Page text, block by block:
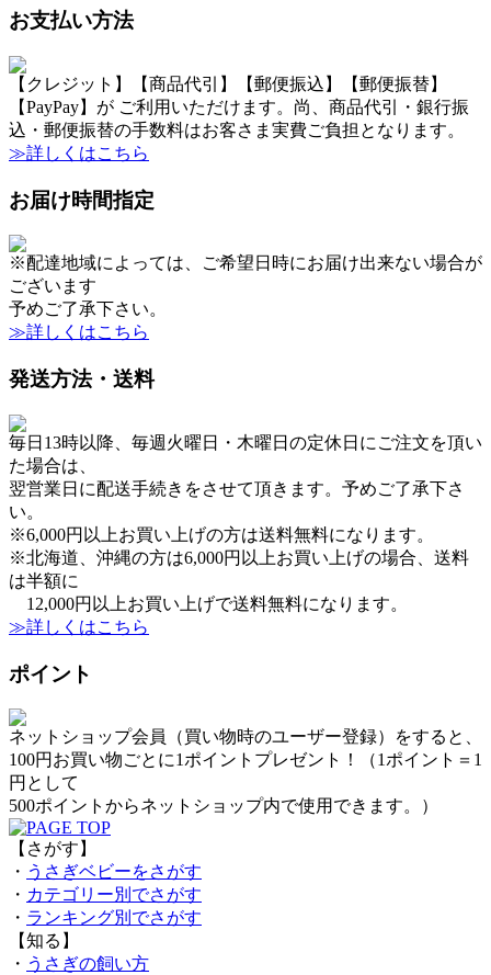
お支払い方法
【クレジット】【商品代引】【郵便振込】【郵便振替】
【PayPay】が ご利用いただけます。尚、商品代引・銀行振
込・郵便振替の手数料はお客さま実費ご負担となります。
≫詳しくはこちら
お届け時間指定
※配達地域によっては、ご希望日時にお届け出来ない場合が
ございます
予めご了承下さい。
≫詳しくはこちら
発送方法・送料
毎日13時以降、毎週火曜日・木曜日の定休日にご注文を頂い
た場合は、
翌営業日に配送手続きをさせて頂きます。予めご了承下さ
い。
※6,000円以上お買い上げの方は送料無料になります。
※北海道、沖縄の方は6,000円以上お買い上げの場合、送料
は半額に
12,000円以上お買い上げで送料無料になります。
≫詳しくはこちら
ポイント
ネットショップ会員（買い物時のユーザー登録）をすると、
100円お買い物ごとに1ポイントプレゼント！（1ポイント＝1
円として
500ポイントからネットショップ内で使用できます。）
【さがす】
・ うさぎベビーをさがす
・ カテゴリー別でさがす
・ ランキング別でさがす
【知る】
・ うさぎの飼い方